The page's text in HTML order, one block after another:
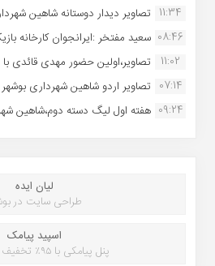
11:34 تصاویر دیدار دوستانه شاهین
08:46 سعید مفتخر :ایرانجوان کارخانه
11:02
تصاویر،اولین حضور مهدی قائدی با
07:14 تصاویر اردو شاهین شهرداری
09:24 هفته اول لیگ دسته دوم،شاهین
لیان ایده
طراحی سایت در
اسپید پیامک
پنل پیامکی با ۹۵٪ تخفیف خرید پنل